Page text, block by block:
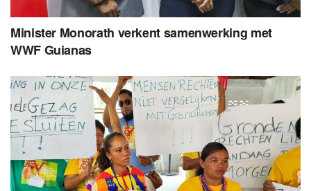
Minister Monorath verkent samenwerking met
WWF Guianas